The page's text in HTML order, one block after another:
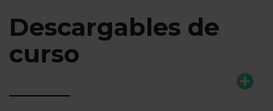
Descargables de
curso